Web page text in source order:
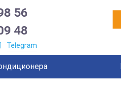
56
48
Telegram